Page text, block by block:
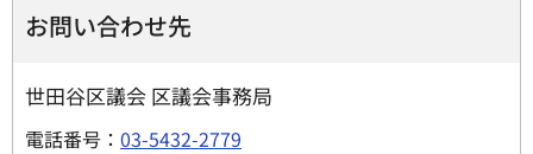
お問い合わせ先
世田谷区議会 区議会事務局
電話番号： 03-5432-2779